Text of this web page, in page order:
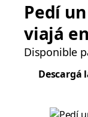
Pedí
viajá
Disponible
Descargá